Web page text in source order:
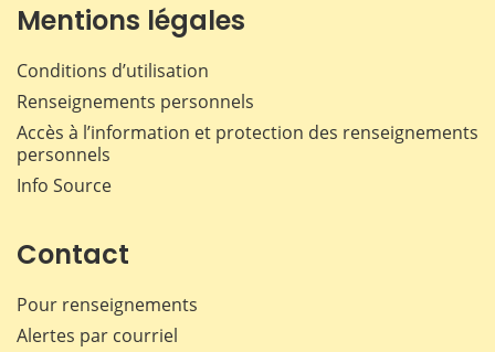
Mentions légales
Conditions d’utilisation
Renseignements personnels
Accès à l’information et protection des renseignements
personnels
Info Source
Contact
Pour renseignements
Alertes par courriel